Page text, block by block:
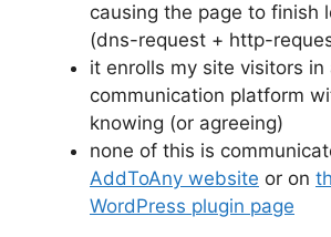
causing the page to finish
(dns-request + http-
it enrolls my site visitors in
communication platform
knowing (or agreeing)
none of this is
AddToAny website or on
WordPress plugin page